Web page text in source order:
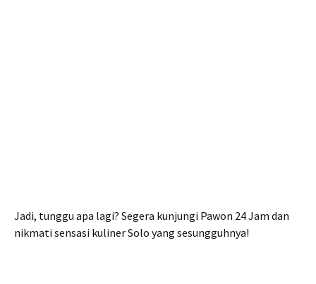
Jadi, tunggu apa lagi? Segera kunjungi Pawon 24 Jam dan
nikmati sensasi kuliner Solo yang sesungguhnya!